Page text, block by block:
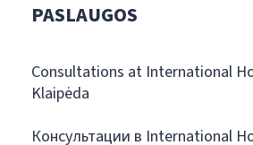
PASLAUGOS
Consultations at International
Klaipėda
Консультации в International